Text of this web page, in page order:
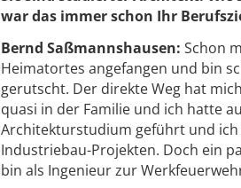
war das immer schon Ihr
Bernd Saßmannshausen: Schon
Heimatortes angefangen und bin
gerutscht. Der direkte Weg hat
quasi in der Familie und ich hatte
Architekturstudium geführt und
Industriebau-Projekten. Doch ein
bin als Ingenieur zur